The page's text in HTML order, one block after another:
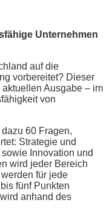
Unternehmen
auf die
vorbereitet? Dieser
Ausgabe – im
von
60 Fragen,
Strategie und
Innovation und
wird jeder Bereich
für jede
fünf Punkten
anhand des